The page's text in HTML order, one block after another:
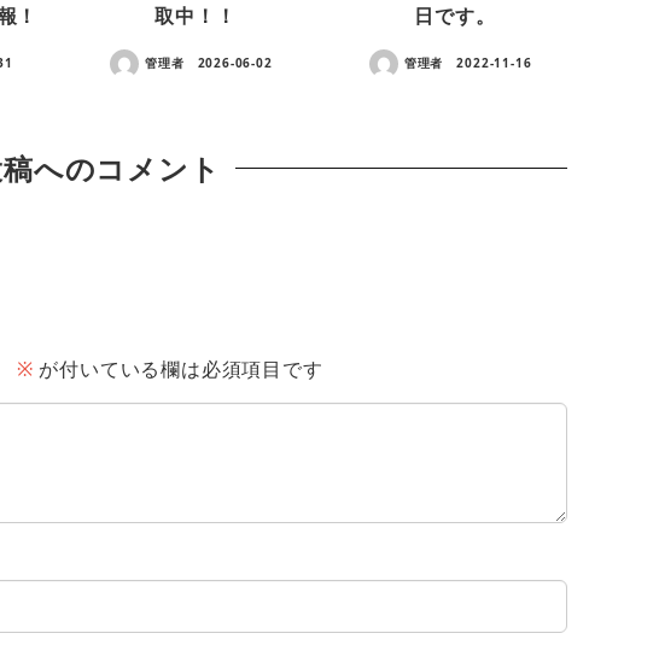
！
取中！！
管理者 2026-06-02
日です。
管理者 2022-11-16
へのコメント
※ が付いている欄は必須項目です